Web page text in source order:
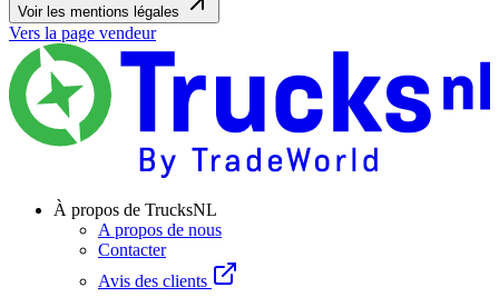
Voir les mentions légales
Vers la page vendeur
À propos de TrucksNL
A propos de nous
Contacter
Avis des clients